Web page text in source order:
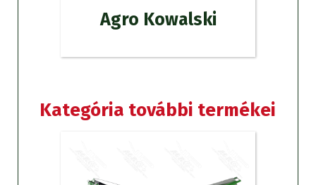
Agro Kowalski
Kategória további termékei